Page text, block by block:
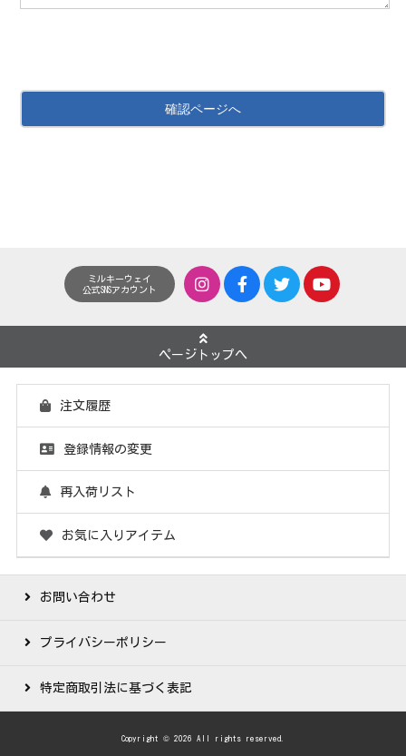
ミルキーウェイ
公式SNSアカウント
ページトップへ
注文履歴
登録情報の変更
再入荷リスト
お気に入りアイテム
お問い合わせ
プライバシーポリシー
特定商取引法に基づく表記
Copyright © 2026 All rights reserved.